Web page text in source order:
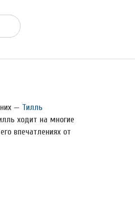
— Тилль
ходит на многие
впечатлениях от